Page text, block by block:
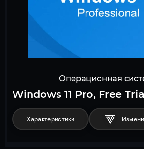
Операционная
Windows 11 Pro, Free
Характеристики